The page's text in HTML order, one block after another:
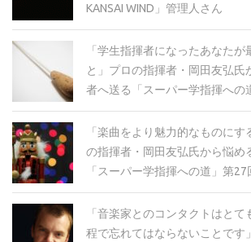
KANSAI WIND」管理人さん
「学生指揮者になったあなたが
と」プロの指揮者・岡田友弘氏
者へ送る「スーパー学指揮への
「楽曲をより魅力的なものに
の指揮者・岡田友弘氏から悩め
「スーパー学指揮への道」第27
「音楽家とのコンタクトはと
程で忘れてはならないことです